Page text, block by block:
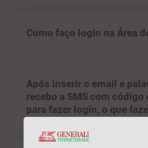
Como faço login na Área
Após inserir o email e
recebo a SMS com código
para fazer login, o que